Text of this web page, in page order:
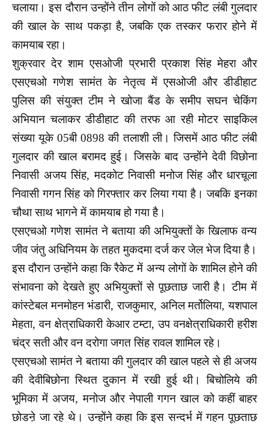
चलाया। इस दौरान उन्होंने तीन लोगों को आठ फीट लंबी गुलदार
की खाल के साथ पकड़ा है, जबकि एक तस्कर फरार होने में
कामयाब रहा।
शुक्रवार देर शाम एसओजी प्रभारी प्रकाश सिंह मेहरा और
एसएचओ गणेश सामंत के नेतृत्व में एसओजी और डीडीहाट
पुलिस की संयुक्त टीम ने खोजा बैंड के समीप सघन चेकिंग
अभियान चलाकर डीडीहाट की तरफ आ रही मोटर साइकिल
संख्या यूके 05बी 0898 की तलाशी ली। जिसमें आठ फीट लंबी
गुलदार की खाल बरामद हुई। जिसके बाद उन्होंने देवी विछोना
निवासी अजय सिंह, मदकोट निवासी मनोज सिंह और धारचूला
निवासी गगन सिंह को गिरफ्तार कर लिया गया है। जबकि इनका
चौथा साथ भागने में कामयाब हो गया है।
एसएचओ गणेश सामंत ने बताया की अभियुक्तों के खिलाफ वन्य
जीव जंतु अधिनियम के तहत मुकदमा दर्ज कर जेल भेज दिया है।
इस दौरान उन्होंने कहा कि रैकेट में अन्य लोगों के शामिल होने की
संभावना को देखते हुए अभियुक्तों से पूछताछ जारी है। टीम में
कांस्टेबल मनमोहन भंडारी, राजकुमार, अनिल मर्तोलिया, यशपाल
मेहता, वन क्षेत्राधिकारी केआर टम्टा, उप वनक्षेत्राधिकारी हरीश
चंद्र सती और वन दरोगा जगत सिंह रावल शामिल रहे।
एसएचओ सामंत ने बताया की गुलदार की खाल पहले से ही अजय
की देवीबिछोना स्थित दुकान में रखी हुई थी। बिचोलिये की
भूमिका में अजय, मनोज और नेपाली गगन खाल को कहीं बाहर
छोडऩे जा रहे थे। उन्होंने कहा कि इस सन्दर्भ में गहन पूछताछ